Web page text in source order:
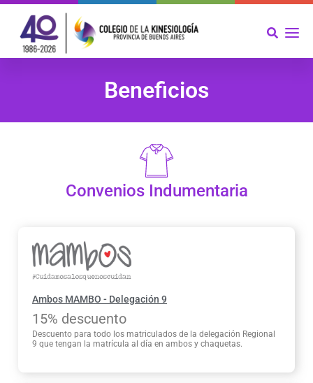
Beneficios
Convenios Indumentaria
Ambos MAMBO - Delegación 9
15% descuento
Descuento para todo los matriculados de la delegación Regional
9 que tengan la matrícula al día en ambos y chaquetas.